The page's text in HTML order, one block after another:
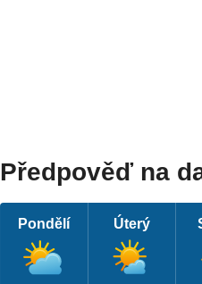
Předpověď na
Pondělí Úterý